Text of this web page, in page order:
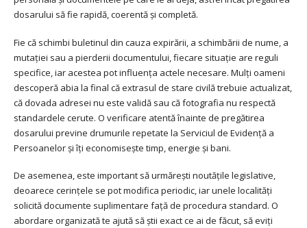
dosarului să fie rapidă, coerentă și completă.
Fie că schimbi buletinul din cauza expirării, a schimbării de nume, a
mutației sau a pierderii documentului, fiecare situație are reguli
specifice, iar acestea pot influența actele necesare. Mulți oameni
descoperă abia la final că extrasul de stare civilă trebuie actualizat,
că dovada adresei nu este validă sau că fotografia nu respectă
standardele cerute. O verificare atentă înainte de pregătirea
dosarului previne drumurile repetate la Serviciul de Evidență a
Persoanelor și îți economisește timp, energie și bani.
De asemenea, este important să urmărești noutățile legislative,
deoarece cerințele se pot modifica periodic, iar unele localități
solicită documente suplimentare față de procedura standard. O
abordare organizată te ajută să știi exact ce ai de făcut, să eviți